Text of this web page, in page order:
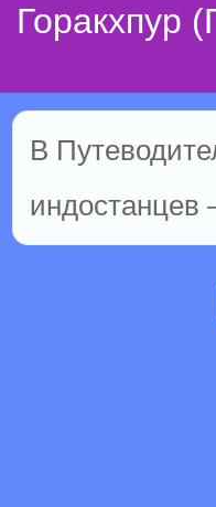
Горакхпур
В
индостанцев